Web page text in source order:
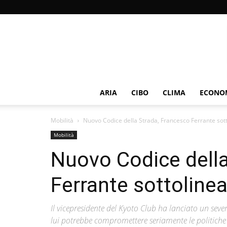
ARIA CIBO CLIMA
Mobilità Nuovo Codice della Strada, Francesco Ferrante
Mobilità
Nuovo Codice
Ferrante
Il vicepresidente del Kyoto Club ha lanciato un
lui potrebbe compromettere seriamente le